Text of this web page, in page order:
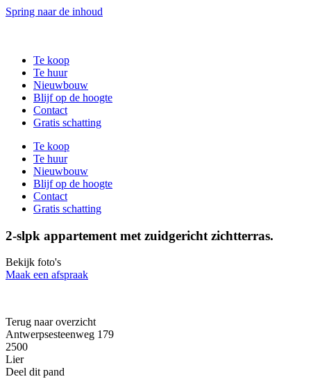
Spring naar de inhoud
Te koop
Te huur
Nieuwbouw
Blijf op de hoogte
Contact
Gratis schatting
Te koop
Te huur
Nieuwbouw
Blijf op de hoogte
Contact
Gratis schatting
2-slpk appartement met zuidgericht zichtterras.
Bekijk foto's
Maak een afspraak
Terug naar overzicht
Antwerpsesteenweg 179
2500
Lier
Deel dit pand